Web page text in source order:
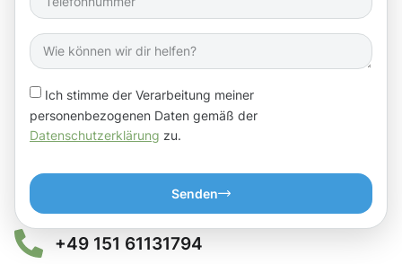
Ich stimme der Verarbeitung meiner
personenbezogenen Daten gemäß der
Datenschutzerklärung zu.
Senden
+49 151 61131794